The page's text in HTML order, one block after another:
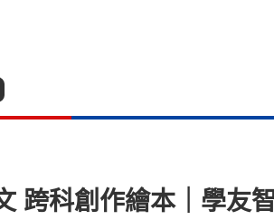
跨科創作繪本｜學友